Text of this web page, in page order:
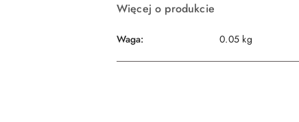
Więcej o produkcie
Waga: 0.05 kg